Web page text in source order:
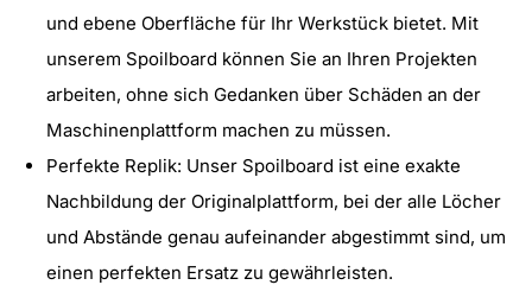
und ebene Oberfläche für Ihr Werkstück bietet. Mit
unserem Spoilboard können Sie an Ihren Projekten
arbeiten, ohne sich Gedanken über Schäden an der
Maschinenplattform machen zu müssen.
Perfekte Replik: Unser Spoilboard ist eine exakte
Nachbildung der Originalplattform, bei der alle Löcher
und Abstände genau aufeinander abgestimmt sind, um
einen perfekten Ersatz zu gewährleisten.